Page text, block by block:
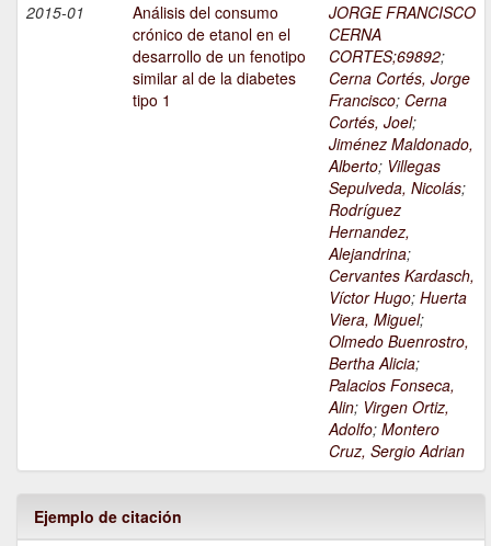
2015-01
Análisis del consumo
crónico de etanol en el
desarrollo de un fenotipo
similar al de la diabetes
tipo 1
JORGE FRANCISCO
CERNA
CORTES;69892;
Cerna Cortés, Jorge
Francisco; Cerna
Cortés, Joel;
Jiménez Maldonado,
Alberto; Villegas
Sepulveda, Nicolás;
Rodríguez
Hernandez,
Alejandrina;
Cervantes Kardasch,
Víctor Hugo; Huerta
Viera, Miguel;
Olmedo Buenrostro,
Bertha Alicia;
Palacios Fonseca,
Alin; Virgen Ortiz,
Adolfo; Montero
Cruz, Sergio Adrian
Ejemplo de citación